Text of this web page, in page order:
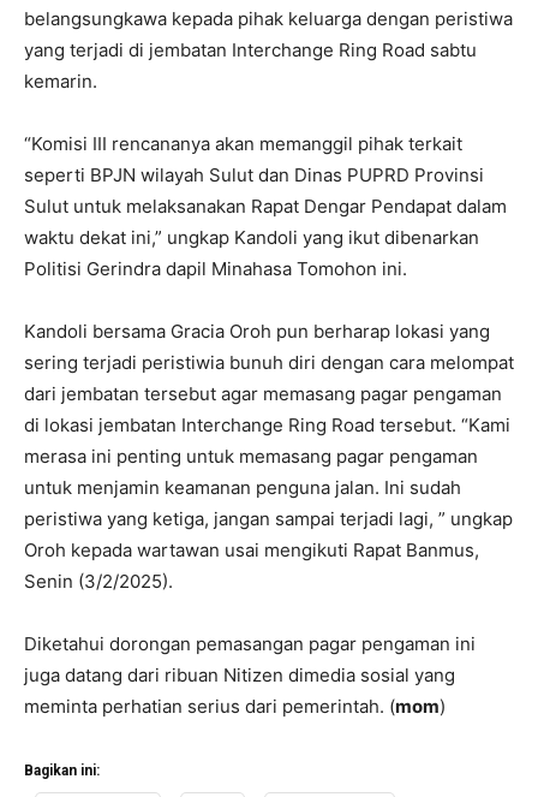
belangsungkawa kepada pihak keluarga dengan peristiwa
yang terjadi di jembatan Interchange Ring Road sabtu
kemarin.
“Komisi III rencananya akan memanggil pihak terkait
seperti BPJN wilayah Sulut dan Dinas PUPRD Provinsi
Sulut untuk melaksanakan Rapat Dengar Pendapat dalam
waktu dekat ini,” ungkap Kandoli yang ikut dibenarkan
Politisi Gerindra dapil Minahasa Tomohon ini.
Kandoli bersama Gracia Oroh pun berharap lokasi yang
sering terjadi peristiwia bunuh diri dengan cara melompat
dari jembatan tersebut agar memasang pagar pengaman
di lokasi jembatan Interchange Ring Road tersebut. “Kami
merasa ini penting untuk memasang pagar pengaman
untuk menjamin keamanan penguna jalan. Ini sudah
peristiwa yang ketiga, jangan sampai terjadi lagi, ” ungkap
Oroh kepada wartawan usai mengikuti Rapat Banmus,
Senin (3/2/2025).
Diketahui dorongan pemasangan pagar pengaman ini
juga datang dari ribuan Nitizen dimedia sosial yang
meminta perhatian serius dari pemerintah. (mom)
Bagikan ini: